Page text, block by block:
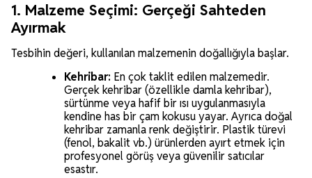
1. Malzeme Seçimi: Gerçeği Sahteden
Ayırmak
Tesbihin değeri, kullanılan malzemenin doğallığıyla başlar.
Kehribar: En çok taklit edilen malzemedir.
Gerçek kehribar (özellikle damla kehribar),
sürtünme veya hafif bir ısı uygulanmasıyla
kendine has bir çam kokusu yayar. Ayrıca doğal
kehribar zamanla renk değiştirir. Plastik türevi
(fenol, bakalit vb.) ürünlerden ayırt etmek için
profesyonel görüş veya güvenilir satıcılar
esastır.